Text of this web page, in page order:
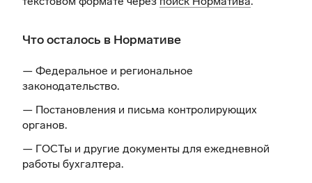
Что осталось в Нормативе
— Федеральное и региональное
законодательство.
— Постановления и письма контролирующих
органов.
— ГОСТы и другие документы для ежедневной
работы бухгалтера.